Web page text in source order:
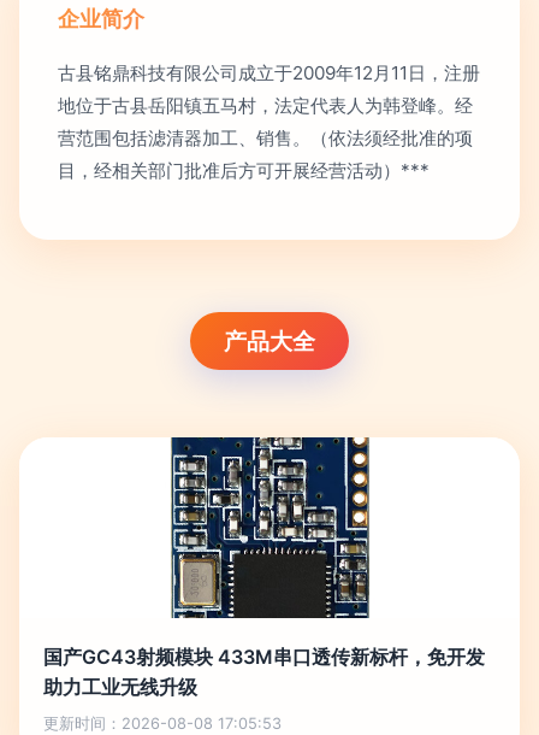
企业简介
古县铭鼎科技有限公司成立于2009年12月11日，注册
地位于古县岳阳镇五马村，法定代表人为韩登峰。经
营范围包括滤清器加工、销售。（依法须经批准的项
目，经相关部门批准后方可开展经营活动）***
产品大全
国产GC43射频模块 433M串口透传新标杆，免开发
助力工业无线升级
更新时间：2026-08-08 17:05:53